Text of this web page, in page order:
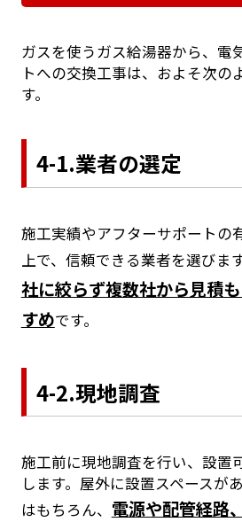
ガスを使うガス給湯器から、電
トへの交換工事は、およそ次の
す。
4-1.業者の選定
施工実績やアフターサポートの
上で、信頼できる業者を選びま
社に絞らず複数社から見積
すめです。
4-2.現地調査
施工前に現地調査を行い、設置
します。屋外に設置スペースが
はもちろん、 電源や配管経路